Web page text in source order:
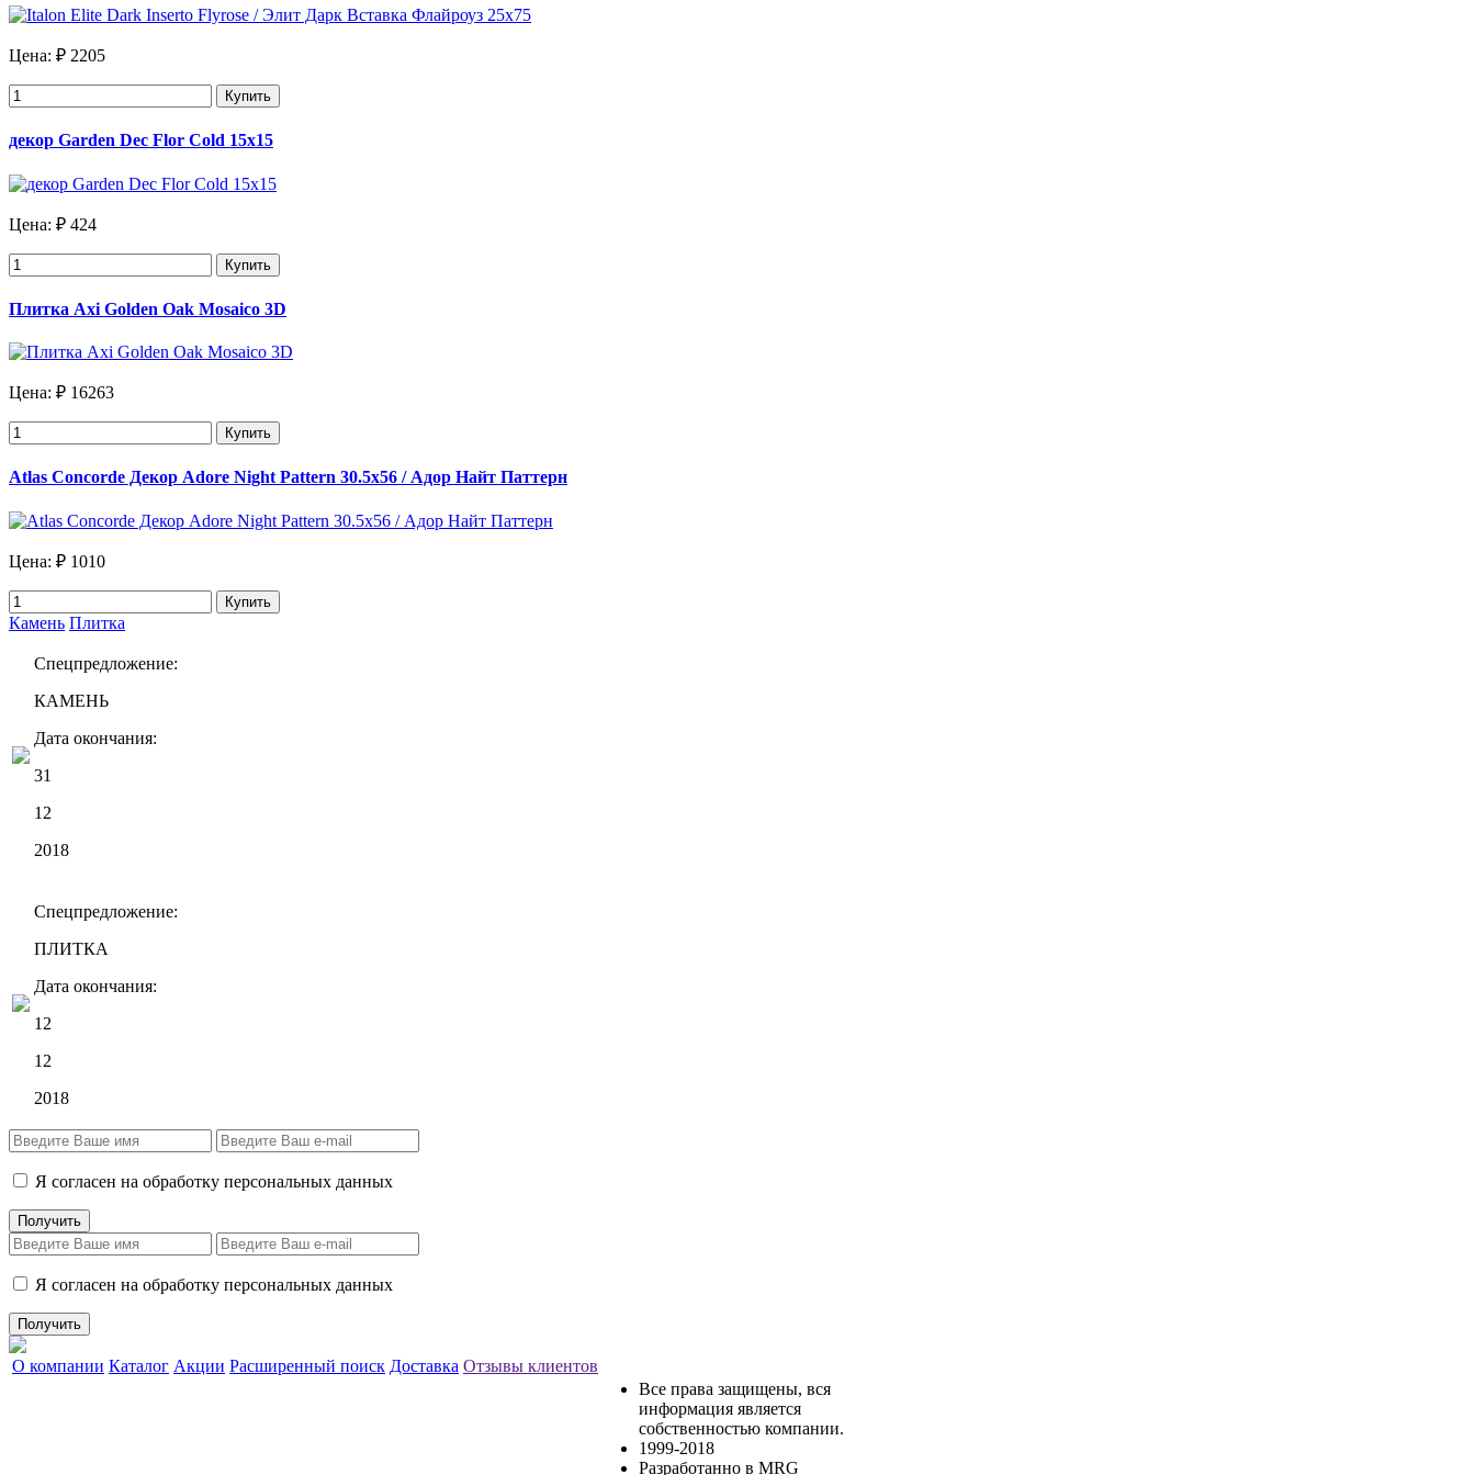
Цена: ₽ 2205
Купить
декор Garden Dec Flor Cold 15х15
Цена: ₽ 424
Купить
Плитка Axi Golden Oak Mosaico 3D
Цена: ₽ 16263
Купить
Atlas Concorde Декор Adore Night Pattern 30.5х56 / Адор Найт Паттерн
Цена: ₽ 1010
Купить
Камень Плитка
Спецпредложение:
КАМЕНЬ
Дата окончания:
31
12
2018
Спецпредложение:
ПЛИТКА
Дата окончания:
12
12
2018
Я согласен на обработку персональных данных
Я согласен на обработку персональных данных
О компании Каталог Акции Расширенный поиск Доставка Отзывы клиентов
Все права защищены, вся
информация является
собственностью компании.
1999-2018
Разработанно в MRG